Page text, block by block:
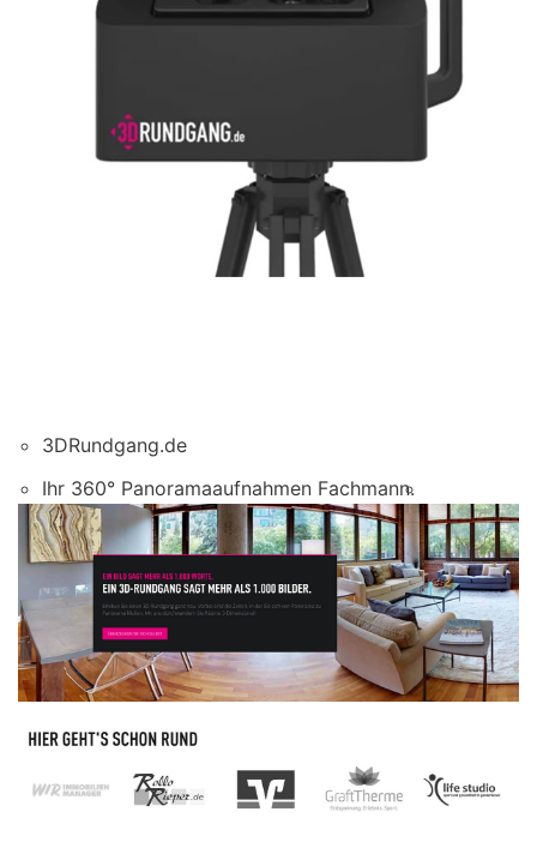
3DRundgang.de
Ihr 360° Panoramaaufnahmen Fachmann.